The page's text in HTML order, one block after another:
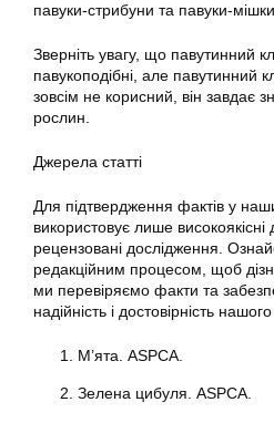
павуки-стрибуни та павуки-
Зверніть увагу, що павутинний
павукоподібні, але павутинний
зовсім не корисний, він завдає
рослин.
Джерела статті
Для підтвердження фактів у
використовує лише
рецензовані дослідження.
редакційним процесом, щоб
ми перевіряємо факти та
надійність і достовірність
М’ята. ASPCA.
Зелена цибуля. ASPCA.